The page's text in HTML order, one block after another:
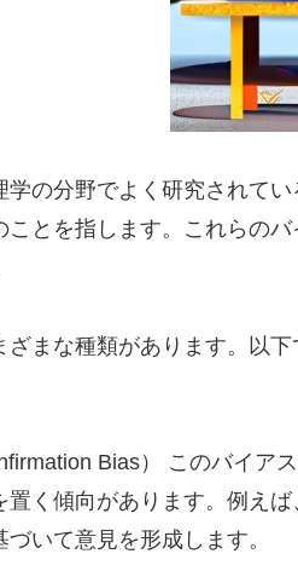
学の分野でよく研究されて
ことを指します。これらの
ざまな種類があります。以
Bias） このバイア
置く傾向があります。例え
いて意見を形成します。